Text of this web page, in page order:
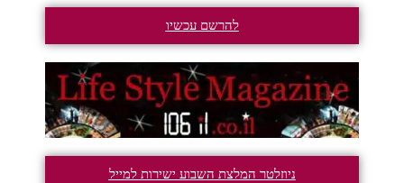
להרשם עכשיו
ניוזלטר המלצת השבוע ישירות למייל